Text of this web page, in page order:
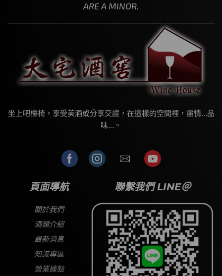
ARE A MINOR.
坐上吧檯椅，享受美酒或分享交誼，在這樣的空間裡，盡情…品
味…。
頁面導航
關於我們
酒類介紹
最新消息
知識專區
營業據點
聯繫我們 LINE＠